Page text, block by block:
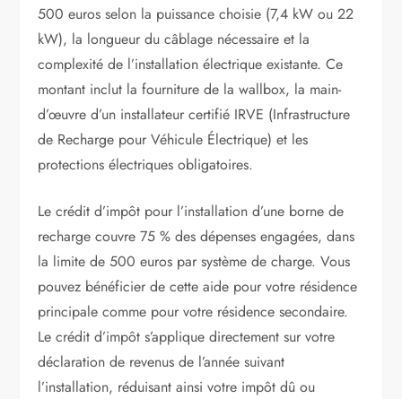
500 euros selon la puissance choisie (7,4 kW ou 22
kW), la longueur du câblage nécessaire et la
complexité de l’installation électrique existante. Ce
montant inclut la fourniture de la wallbox, la main-
d’œuvre d’un installateur certifié IRVE (Infrastructure
de Recharge pour Véhicule Électrique) et les
protections électriques obligatoires.
Le crédit d’impôt pour l’installation d’une borne de
recharge couvre 75 % des dépenses engagées, dans
la limite de 500 euros par système de charge. Vous
pouvez bénéficier de cette aide pour votre résidence
principale comme pour votre résidence secondaire.
Le crédit d’impôt s’applique directement sur votre
déclaration de revenus de l’année suivant
l’installation, réduisant ainsi votre impôt dû ou